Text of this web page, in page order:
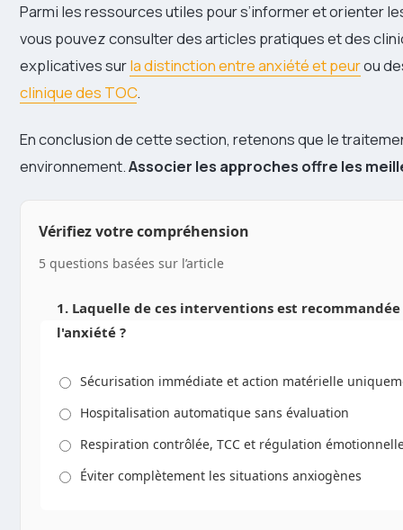
Parmi les ressources utiles pour s’informer et orienter
vous pouvez consulter des articles pratiques et des
explicatives surla distinction entre anxiété et peurou
clinique des TOC.
En conclusion de cette section, retenons que le
environnement.Associer les approches offre les
Vérifiez votre compréhension
5 questions basées sur l’article
1. Laquelle de ces interventions est
l'anxiété ?
Sécurisation immédiate et action matérielle
Hospitalisation automatique sans évaluation
Respiration contrôlée, TCC et régulation
Éviter complètement les situations anxiogènes